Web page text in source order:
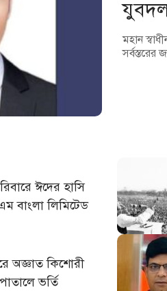
যুবদল
মহান
ঈদের হাসি
বাংলা লিমিটেড
অজ্ঞাত কিশোরী
ভর্তি